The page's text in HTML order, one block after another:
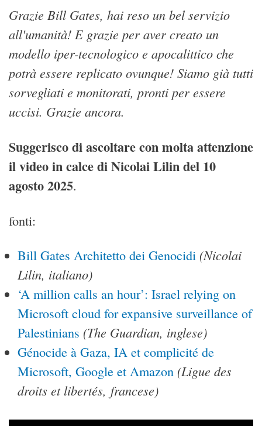
Grazie Bill Gates, hai reso un bel servizio
all'umanità! E grazie per aver creato un
modello iper-tecnologico e apocalittico che
potrà essere replicato ovunque! Siamo già tutti
sorvegliati e monitorati, pronti per essere
uccisi. Grazie ancora.
Suggerisco di ascoltare con molta attenzione
il video in calce di Nicolai Lilin del 10
agosto 2025.
fonti:
Bill Gates Architetto dei Genocidi (Nicolai
Lilin, italiano)
‘A million calls an hour’: Israel relying on
Microsoft cloud for expansive surveillance of
Palestinians (The Guardian, inglese)
Génocide à Gaza, IA et complicité de
Microsoft, Google et Amazon (Ligue des
droits et libertés, francese)